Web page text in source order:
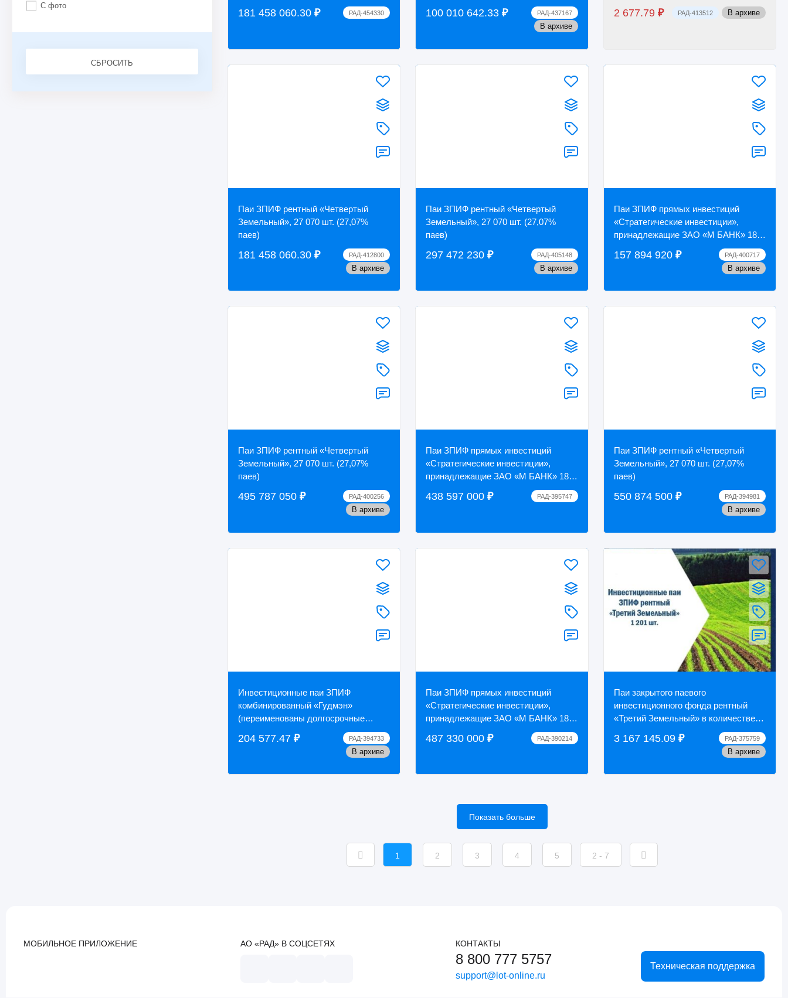
С фото
СБРОСИТЬ
181 458 060.30 ₽ РАД-454330
количестве 184 663.043626 шт.
(99,72%), реализуемые...
100 010 642.33 ₽ РАД-437167
В архиве
Фонд Золото, Биржевой"); в
количестве 1256 шт.
2 677.79 ₽ РАД-413512 В архиве
Паи ЗПИФ рентный «Четвертый
Земельный», 27 070 шт. (27,07%
паев)
181 458 060.30 ₽ РАД-412800
В архиве
Паи ЗПИФ рентный «Четвертый
Земельный», 27 070 шт. (27,07%
паев)
297 472 230 ₽ РАД-405148
В архиве
Паи ЗПИФ прямых инвестиций
«Стратегические инвестиции»,
принадлежащие ЗАО «М БАНК» 184
реализуемые единым лотом ...
157 894 920 ₽ РАД-400717
В архиве
Паи ЗПИФ рентный «Четвертый
Земельный», 27 070 шт. (27,07%
паев)
495 787 050 ₽ РАД-400256
В архиве
Паи ЗПИФ прямых инвестиций
«Стратегические инвестиции»,
принадлежащие ЗАО «М БАНК» 184
реализуемые единым лотом ...
438 597 000 ₽ РАД-395747
Паи ЗПИФ рентный «Четвертый
Земельный», 27 070 шт. (27,07%
паев)
550 874 500 ₽ РАД-394981
В архиве
Инвестиционные паи ЗПИФ
комбинированный «Гудмэн»
(переименованы долгосрочные
прямые инвестиций «Бизнес
Активы»), 198 500 000 шт. фактичес...
204 577.47 ₽ РАД-394733
В архиве
Паи ЗПИФ прямых инвестиций
«Стратегические инвестиции»,
принадлежащие ЗАО «М БАНК» 184
реализуемые единым лотом ...
487 330 000 ₽ РАД-390214
Паи закрытого паевого
инвестиционного фонда рентный
«Третий Земельный» в количестве 1
201 штуки (ISIN RU000A0JRST1, код
государственной р...
3 167 145.09 ₽ РАД-375759
В архиве
Показать больше
1 2 3 4 5 2 - 7
МОБИЛЬНОЕ ПРИЛОЖЕНИЕ АО «РАД» В СОЦСЕТЯХ КОНТАКТЫ
8 800 777 5757
support@lot-online.ru
Техническая поддержка